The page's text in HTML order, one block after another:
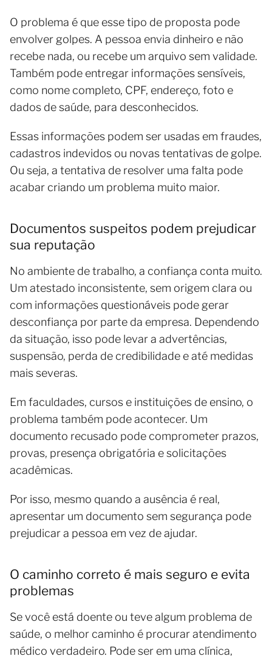
O problema é que esse tipo de proposta pode
envolver golpes. A pessoa envia dinheiro e não
recebe nada, ou recebe um arquivo sem validade.
Também pode entregar informações sensíveis,
como nome completo, CPF, endereço, foto e
dados de saúde, para desconhecidos.
Essas informações podem ser usadas em fraudes,
cadastros indevidos ou novas tentativas de golpe.
Ou seja, a tentativa de resolver uma falta pode
acabar criando um problema muito maior.
Documentos suspeitos podem prejudicar
sua reputação
No ambiente de trabalho, a confiança conta muito.
Um atestado inconsistente, sem origem clara ou
com informações questionáveis pode gerar
desconfiança por parte da empresa. Dependendo
da situação, isso pode levar a advertências,
suspensão, perda de credibilidade e até medidas
mais severas.
Em faculdades, cursos e instituições de ensino, o
problema também pode acontecer. Um
documento recusado pode comprometer prazos,
provas, presença obrigatória e solicitações
acadêmicas.
Por isso, mesmo quando a ausência é real,
apresentar um documento sem segurança pode
prejudicar a pessoa em vez de ajudar.
O caminho correto é mais seguro e evita
problemas
Se você está doente ou teve algum problema de
saúde, o melhor caminho é procurar atendimento
médico verdadeiro. Pode ser em uma clínica,